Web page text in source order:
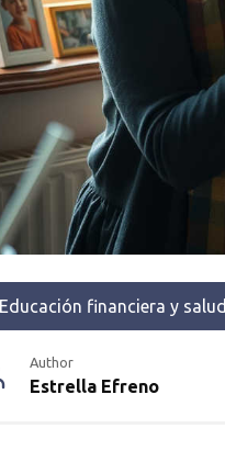
Educación financiera y salud
Author
Estrella Efreno